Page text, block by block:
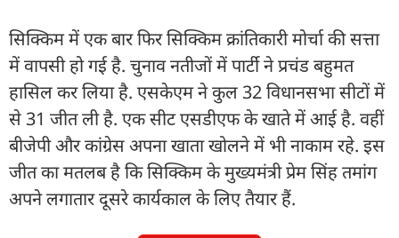
सिक्किम में एक बार फिर सिक्किम क्रांतिकारी मोर्चा की सत्ता
में वापसी हो गई है. चुनाव नतीजों में पार्टी ने प्रचंड बहुमत
हासिल कर लिया है. एसकेएम ने कुल 32 विधानसभा सीटों में
से 31 जीत ली है. एक सीट एसडीएफ के खाते में आई है. वहीं
बीजेपी और कांग्रेस अपना खाता खोलने में भी नाकाम रहे. इस
जीत का मतलब है कि सिक्किम के मुख्यमंत्री प्रेम सिंह तमांग
अपने लगातार दूसरे कार्यकाल के लिए तैयार हैं.